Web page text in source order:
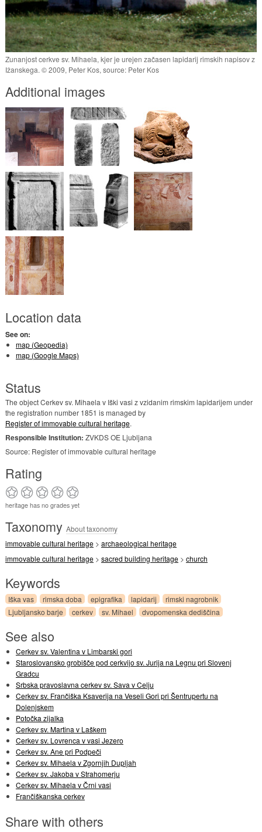
Zunanjost cerkve sv. Mihaela, kjer je urejen začasen lapidarij rimskih napisov z
Ižanskega. © 2009, Peter Kos, source: Peter Kos
Additional images
Location data
See on:
map (Geopedia)
map (Google Maps)
Status
The object Cerkev sv. Mihaela v Iški vasi z vzidanim rimskim lapidarijem under
the registration number 1851 is managed by
Register of immovable cultural heritage.
Responsible Institution: ZVKDS OE Ljubljana
Source: Register of immovable cultural heritage
Rating
heritage has no grades yet
Taxonomy About taxonomy
immovable cultural heritage> archaeological heritage
immovable cultural heritage> sacred building heritage> church
Keywords
Iška vas rimska doba epigrafika lapidarij
rimski nagrobnik
Ljubljansko barje
cerkev sv. Mihael dvopomenska dediščina
See also
Cerkev sv. Valentina v Limbarski gori
Staroslovansko grobišče pod cerkvijo sv. Jurija na Legnu pri Slovenj
Gradcu
Srbska pravoslavna cerkev sv. Sava v Celju
Cerkev sv. Frančiška Ksaverija na Veseli Gori pri Šentrupertu na
Dolenjskem
Potočka zijalka
Cerkev sv. Martina v Laškem
Cerkev sv. Lovrenca v vasi Jezero
Cerkev sv. Ane pri Podpeči
Cerkev sv. Mihaela v Zgornjih Dupljah
Cerkev sv. Jakoba v Strahomerju
Cerkev sv. Mihaela v Črni vasi
Frančiškanska cerkev
Share with others